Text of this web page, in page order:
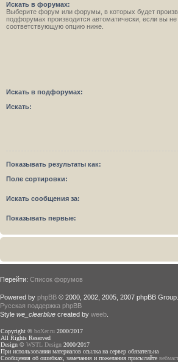
Искать в форумах:
Выберите форум или форумы, в которых будет
подфорумах производится автоматически, если вы
соответствующую опцию ниже.
Искать в подфорумах:
Искать:
Показывать результаты как:
Поле сортировки:
Искать сообщения за:
Показывать первые:
Перейти: Список форумов
Powered by phpBB © 2000, 2002, 2005, 2007 phpBB Group.
Русская поддержка phpBB
Style we_clearblue created by weeb
Copyright © boXer.ru 2000/2017
All Rights Reserved
Design © WSTL Design 2000/2017
При использовании материалов ссылка на сервер обязательна
Сообщения об ошибках, замечания и пожелания присылайте